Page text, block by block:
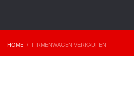
HOME FIRMENWAGEN VERKAUFEN